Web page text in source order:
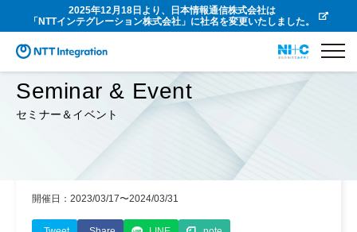
2025年12月18日より、日本情報通信株式会社は
「NTTインテグレーション株式会社」に社名を変更いたしました。
Seminar & Event
セミナー＆イベント
開催日：2023/03/17〜2024/03/31